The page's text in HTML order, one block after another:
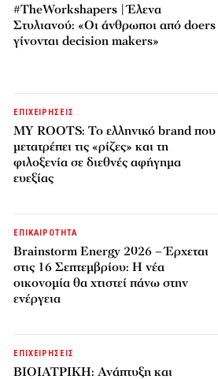
#TheWorkshapers | Έλενα
Στυλιανού: «Οι άνθρωποι από doers
γίνονται decision makers»
ΕΠΙΧΕΙΡΗΣΕΙΣ
MY ROOTS: Το ελληνικό brand που
μετατρέπει τις «ρίζες» και τη
φιλοξενία σε διεθνές αφήγημα
ευεξίας
ΕΠΙΚΑΙΡΟΤΗΤΑ
Brainstorm Energy 2026 – Έρχεται
στις 16 Σεπτεμβρίου: Η νέα
οικονομία θα χτιστεί πάνω στην
ενέργεια
ΕΠΙΧΕΙΡΗΣΕΙΣ
ΒΙΟΙΑΤΡΙΚΗ: Ανάπτυξη και